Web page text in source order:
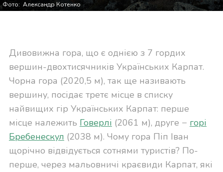
Фото: Александр Котенко
Дивовижна гора, що є однією з 7 гордих
вершин-двохтисячників Українських Карпат.
Чорна гора (2020,5 м), так ще називають
вершину, посідає третє місце в списку
найвищих гір Українських Карпат: перше
місце належить Говерлі (2061 м), друге − горі
Бребенескул (2038 м). Чому гора Піп Іван
щорічно відвідується сотнями туристів? По-
перше, через мальовничі краєвиди Карпат, які